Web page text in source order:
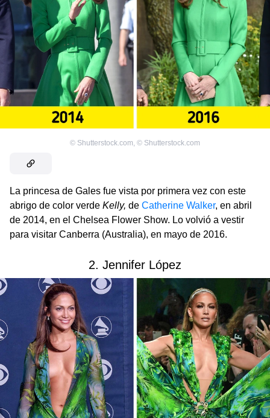
© Shutterstock.com, © Shutterstock.com
La princesa de Gales fue vista por primera vez con este
abrigo de color verde Kelly, de Catherine Walker, en abril
de 2014, en el Chelsea Flower Show. Lo volvió a vestir
para visitar Canberra (Australia), en mayo de 2016.
2. Jennifer López